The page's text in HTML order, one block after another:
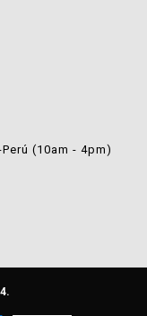
(10am - 4pm)